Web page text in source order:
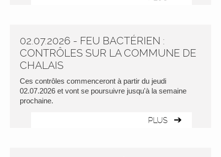
02.07.2026 - FEU BACTÉRIEN :
CONTRÔLES SUR LA COMMUNE DE
CHALAIS
Ces contrôles commenceront à partir du jeudi
02.07.2026 et vont se poursuivre jusqu'à la semaine
prochaine.
PLUS